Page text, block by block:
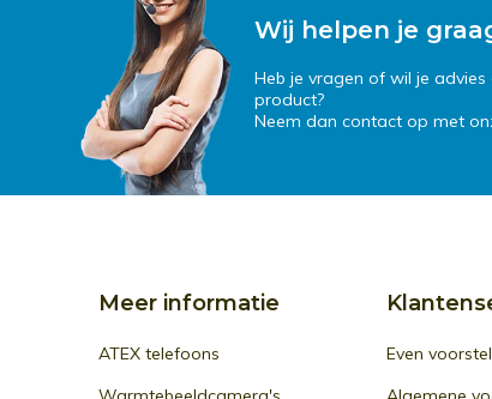
Wij helpen je
Heb je vragen of wil je
product?
Neem dan contact op met
Meer informatie
ATEX telefoons
Even